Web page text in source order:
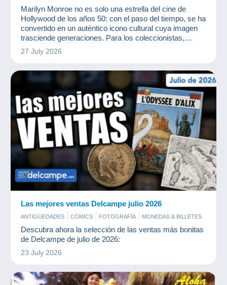
Marilyn Monroe no es solo una estrella del cine de
Hollywood de los años 50: con el paso del tiempo, se ha
convertido en un auténtico icono cultural cuya imagen
trasciende generaciones. Para los coleccionistas,
representa mucho más que una actriz: encarna un mito,
una estética y una época.
27 July 2026
Las mejores ventas Delcampe julio 2026
ANTIGÜEDADES CÓMICS FOTOGRAFÍA
MONEDAS & BILLETES
POSTALES
SELLOS
Descubra ahora la selección de las ventas más bonitas
de Delcampe de julio de 2026:
23 July 2026